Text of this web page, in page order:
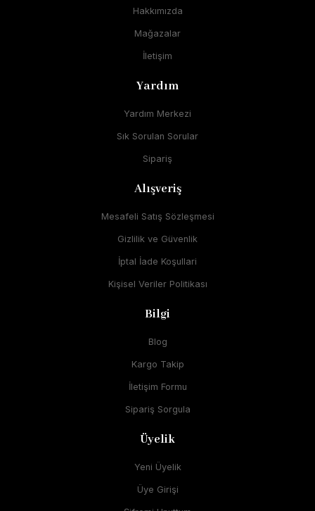
Hakkımızda
Mağazalar
İletişim
Yardım
Yardım Merkezi
Sık Sorulan Sorular
Sipariş
Alışveriş
Mesafeli Satış Sözleşmesi
Gizlilik ve Güvenlik
İptal İade Koşullari
Kişisel Veriler Politikası
Bilgi
Blog
Kargo Takip
İletişim Formu
Sipariş Sorgula
Üyelik
Yeni Üyelik
Üye Girişi